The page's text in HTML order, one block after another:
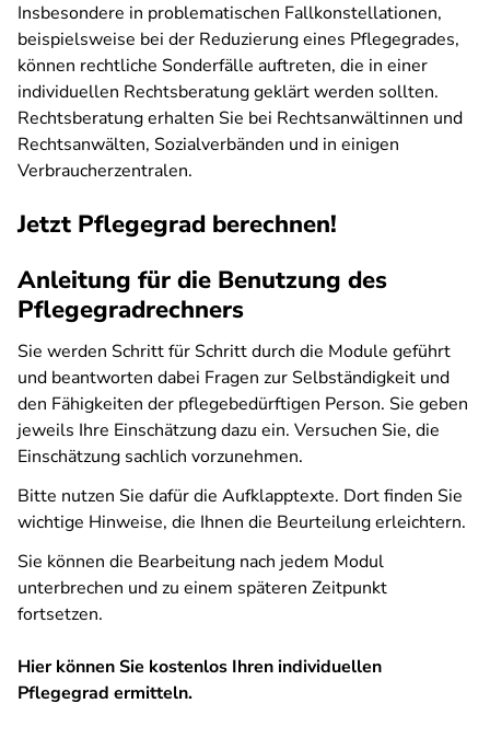
Insbesondere in problematischen Fallkonstellationen,
beispielsweise bei der Reduzierung eines Pflegegrades,
können rechtliche Sonderfälle auftreten, die in einer
individuellen Rechtsberatung geklärt werden sollten.
Rechtsberatung erhalten Sie bei Rechtsanwältinnen und
Rechtsanwälten, Sozialverbänden und in einigen
Verbraucherzentralen.
Jetzt Pflegegrad berechnen!
Anleitung für die Benutzung des
Pflegegradrechners
Sie werden Schritt für Schritt durch die Module geführt
und beantworten dabei Fragen zur Selbständigkeit und
den Fähigkeiten der pflegebedürftigen Person. Sie geben
jeweils Ihre Einschätzung dazu ein. Versuchen Sie, die
Einschätzung sachlich vorzunehmen.
Bitte nutzen Sie dafür die Aufklapptexte. Dort finden Sie
wichtige Hinweise, die Ihnen die Beurteilung erleichtern.
Sie können die Bearbeitung nach jedem Modul
unterbrechen und zu einem späteren Zeitpunkt
fortsetzen.
Hier können Sie kostenlos Ihren individuellen
Pflegegrad ermitteln.